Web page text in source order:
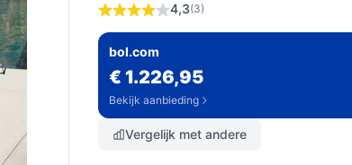
4,3(3)
bol.com
€ 1.226,95
Bekijk aanbieding
Vergelijk met andere